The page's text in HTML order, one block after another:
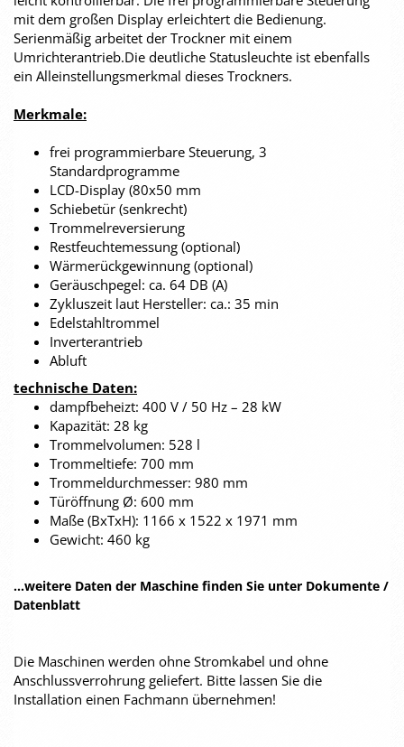
mit dem großen Display erleichtert die Bedienung.
Serienmäßig arbeitet der Trockner mit einem
Umrichterantrieb.Die deutliche Statusleuchte ist ebenfalls
ein Alleinstellungsmerkmal dieses Trockners.
Merkmale:
frei programmierbare Steuerung, 3
Standardprogramme
LCD-Display (80x50 mm
Schiebetür (senkrecht)
Trommelreversierung
Restfeuchtemessung (optional)
Wärmerückgewinnung (optional)
Geräuschpegel: ca. 64 DB (A)
Zykluszeit laut Hersteller: ca.: 35 min
Edelstahltrommel
Inverterantrieb
Abluft
technische Daten:
dampfbeheizt: 400 V / 50 Hz – 28 kW
Kapazität: 28 kg
Trommelvolumen: 528 l
Trommeltiefe: 700 mm
Trommeldurchmesser: 980 mm
Türöffnung Ø: 600 mm
Maße (BxTxH): 1166 x 1522 x 1971 mm
Gewicht: 460 kg
...weitere Daten der Maschine finden Sie unter Dokumente /
Datenblatt
Die Maschinen werden ohne Stromkabel und ohne
Anschlussverrohrung geliefert. Bitte lassen Sie die
Installation einen Fachmann übernehmen!